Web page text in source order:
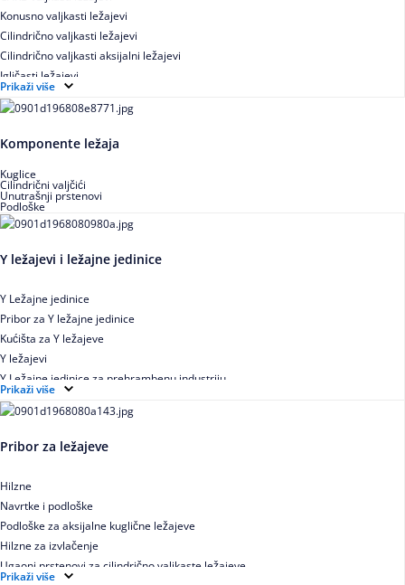
Konusno valjkasti ležajevi
Cilindrično valjkasti ležajevi
Cilindrično valjkasti aksijalni ležajevi
Igličasti ležajevi
Igličasti aksijalni ležajevi
Buričasti ležajevi
Buričasti zaptiveni ležajevi
Buričasti aksijalni ležajevi
Prikaži više
Komponente ležaja
Kuglice
Cilindrični valjčići
Unutrašnji prstenovi
Podloške
Y ležajevi i ležajne jedinice
Y Ležajne jedinice
Pribor za Y ležajne jedinice
Kućišta za Y ležajeve
Y ležajevi
Y Ležajne jedinice za prehrambenu industriju
Ležajne jedinice sa valjkastim ležajevima
Prikaži više
Pribor za ležajeve
Hilzne
Navrtke i podloške
Podloške za aksijalne kuglične ležajeve
Hilzne za izvlačenje
Ugaoni prstenovi za cilindrično valjkaste ležajeve
Prikaži više